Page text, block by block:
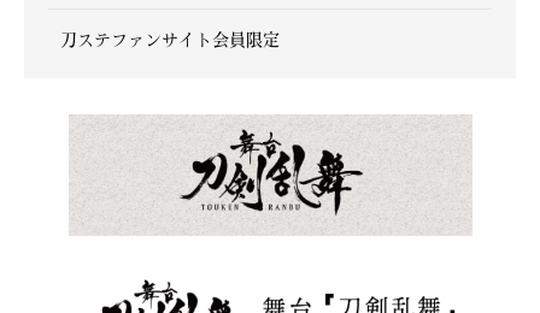
刀ステファンサイト会員限定